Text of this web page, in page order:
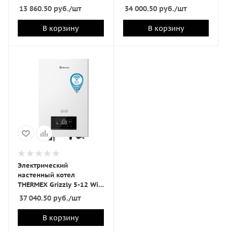
13 860.50 руб./шт
В корзину
34 000.50руб./шт
В корзину
Электрический
настенный котел
THERMEX Grizzly 5-12 Wi-
Fi Б/У с объекта(без ГВС)
(снят с производства)
37 040.50 руб./шт
В корзину